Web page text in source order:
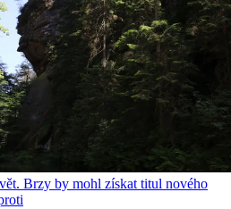
Brzy by mohl získat titul nového